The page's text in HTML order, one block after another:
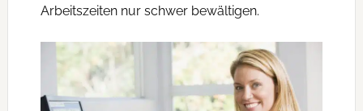
Arbeitszeiten nur schwer bewältigen.